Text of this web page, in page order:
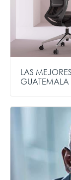
LAS
GUATEMALA